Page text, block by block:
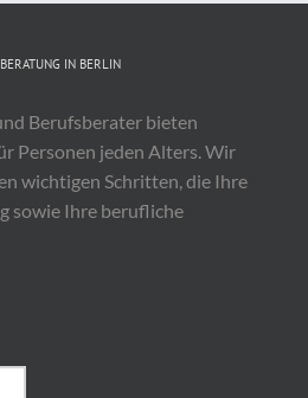
IN BERLIN
Berufsberater bieten
Personen jeden Alters. Wir
wichtigen Schritten, die Ihre
sowie Ihre berufliche